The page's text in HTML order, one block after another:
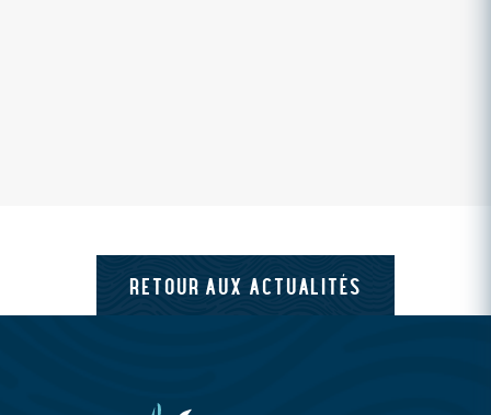
RETOUR AUX ACTUALITÉS